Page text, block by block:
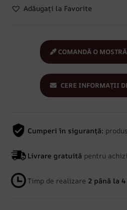
Adăugați la Favorite
COMANDĂ O MOSTRĂ
CERE INFORMAȚII
Cumperi în siguranță:
Livrare gratuită pentru
Timp de realizare 2 până la